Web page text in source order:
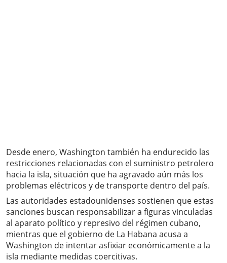
Desde enero, Washington también ha endurecido las
restricciones relacionadas con el suministro petrolero
hacia la isla, situación que ha agravado aún más los
problemas eléctricos y de transporte dentro del país.
Las autoridades estadounidenses sostienen que estas
sanciones buscan responsabilizar a figuras vinculadas
al aparato político y represivo del régimen cubano,
mientras que el gobierno de La Habana acusa a
Washington de intentar asfixiar económicamente a la
isla mediante medidas coercitivas.